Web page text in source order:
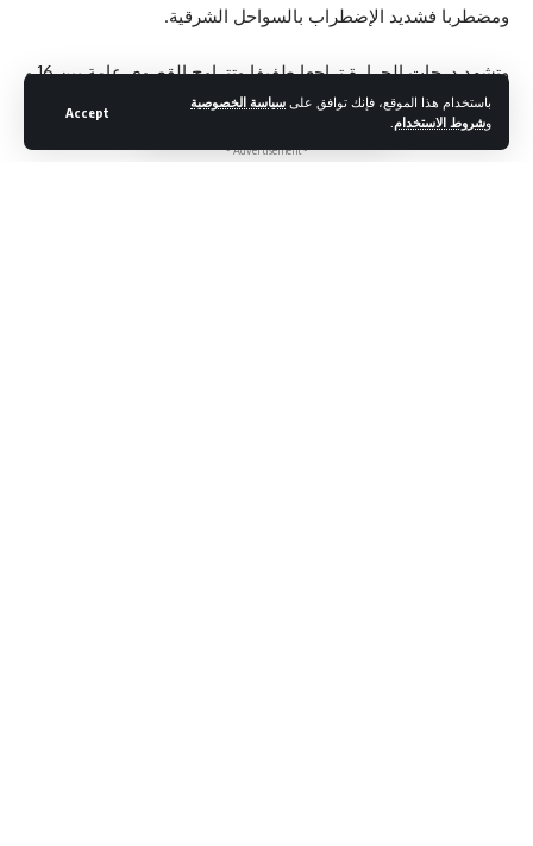
باستخدام هذا الموقع، فإنك توافق على سياسة الخصوصية
وشروط الاستخدام
Accept
ومضطربا فشديد الإضطراب بالسواحل الشرقية.
وتشهد درجات الحرارة تراجعا طفيفا وتتراوح القصوى عامة بين 16 و
20 درجة وتكون في حدود 11 بالمرتفعات الغربية.
- Advertisement -